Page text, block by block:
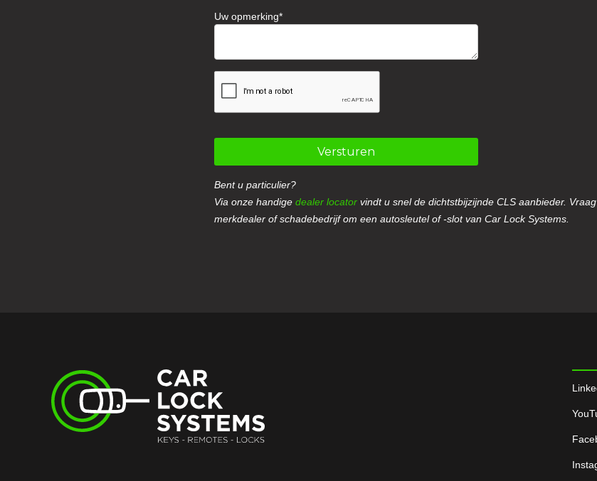
Uw opmerking
Versturen
Bent u particulier?
Via onze handigedealer locator vindt u snel de dichtstbijzijnde CLS aanbieder.
merkdealer of schadebedrijf om een autosleutel of -slot van Car Lock Systems.